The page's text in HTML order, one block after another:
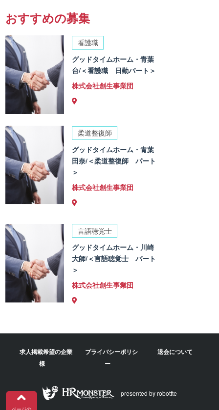
おすすめの募集
看護職
グッドタイムホーム・青葉
台/＜看護職 日勤パート＞
株式会社創生事業団
柔道整復師
グッドタイムホーム・青葉
田奈/＜柔道整復師 パート
＞
株式会社創生事業団
言語聴覚士
グッドタイムホーム・川崎
大師/＜言語聴覚士 パート
＞
株式会社創生事業団
求人掲載希望の企業
様
プライバシーポリシ
ー
退会について
presented by robottte